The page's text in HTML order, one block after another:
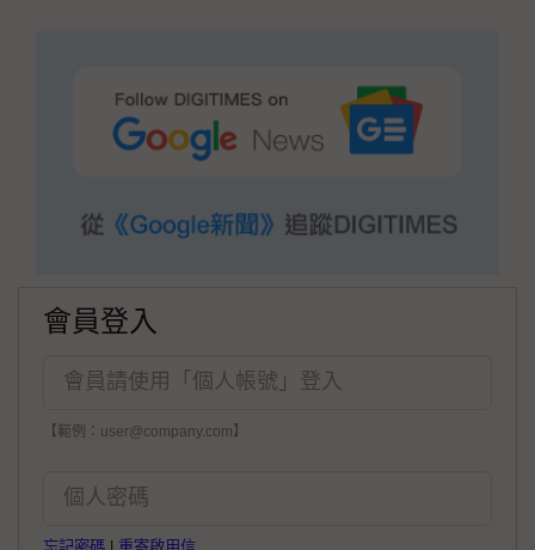
會員登入
【範例：user@company.com】